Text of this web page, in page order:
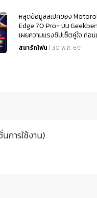
หลุดข้อมูลสเปคของ
Edge 70 Pro+ บน
เผยความแรงชิปเซ็ตคู่ใจ ก่อน
ตัวสัปดาห์หน้า
สมาร์ทโฟน | 30 พ.ค. 69
การใช้งาน)